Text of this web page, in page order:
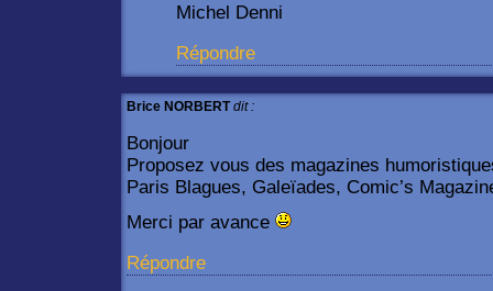
Michel Denni
Répondre
Brice NORBERT dit :
Bonjour
Proposez vous des magazines
Paris Blagues, Galeïades, Comic’s
Merci par avance
Répondre